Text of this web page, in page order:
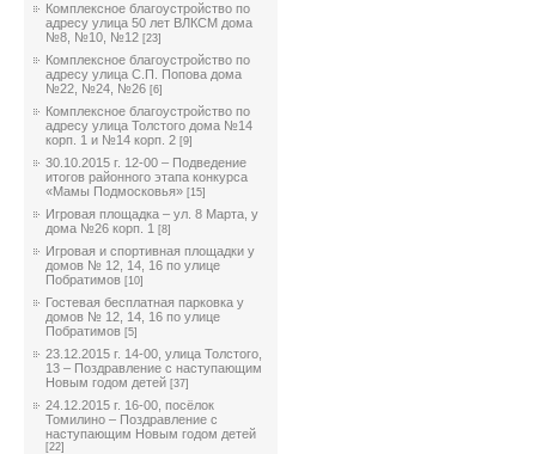
Комплексное благоустройство по
адресу улица 50 лет ВЛКСМ дома
№8, №10, №12 [23]
Комплексное благоустройство по
адресу улица С.П. Попова дома
№22, №24, №26 [6]
Комплексное благоустройство по
адресу улица Толстого дома №14
корп. 1 и №14 корп. 2 [9]
30.10.2015 г. 12-00 – Подведение
итогов районного этапа конкурса
«Мамы Подмосковья» [15]
Игровая площадка – ул. 8 Марта, у
дома №26 корп. 1 [8]
Игровая и спортивная площадки у
домов № 12, 14, 16 по улице
Побратимов [10]
Гостевая бесплатная парковка у
домов № 12, 14, 16 по улице
Побратимов [5]
23.12.2015 г. 14-00, улица Толстого,
13 – Поздравление с наступающим
Новым годом детей [37]
24.12.2015 г. 16-00, посёлок
Томилино – Поздравление с
наступающим Новым годом детей
[22]